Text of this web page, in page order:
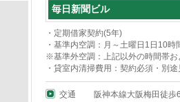
毎日新聞ビル
・定期借家契約(5年)
・基準内空調：月～土曜日1日10時
※基準外空調：上記以外の時間帯
・貸室内清掃費用：契約必須・別途
交通
阪神本線大阪梅田徒歩